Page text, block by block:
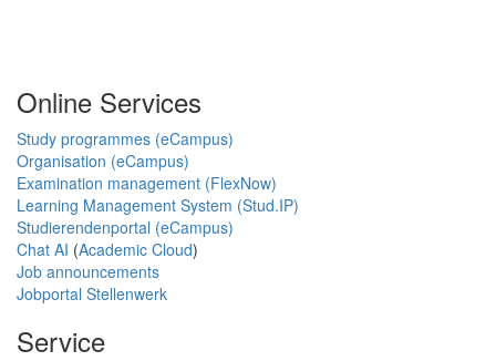
Online Services
Study programmes (eCampus)
Organisation (eCampus)
Examination management (FlexNow)
Learning Management System (Stud.IP)
Studierendenportal (eCampus)
Chat AI (Academic Cloud)
Job announcements
Jobportal Stellenwerk
Service